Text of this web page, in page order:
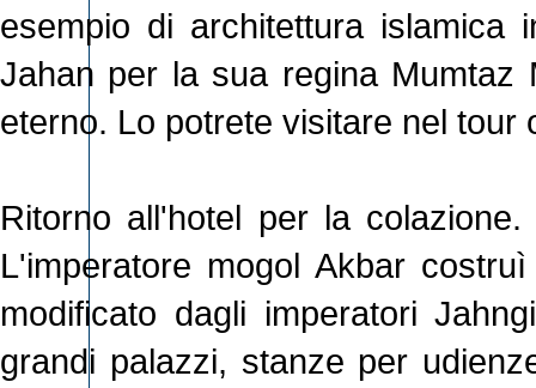
esempio di architettura islamica
Jahan per la sua regina Mumtaz
eterno. Lo potrete visitare nel tour
Ritorno all'hotel per la
L'imperatore mogol Akbar
modificato dagli imperatori
grandi palazzi, stanze per